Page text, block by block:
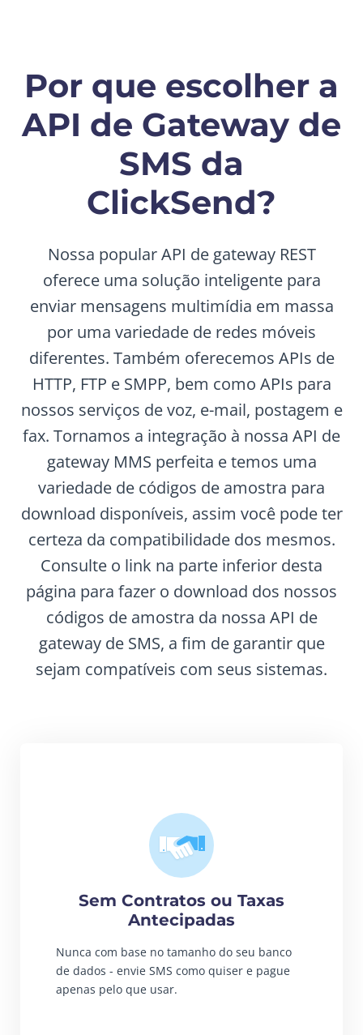
Por que escolher a
API de Gateway de
SMS da
ClickSend?
Nossa popular API de gateway REST
oferece uma solução inteligente para
enviar mensagens multimídia em massa
por uma variedade de redes móveis
diferentes. Também oferecemos APIs de
HTTP, FTP e SMPP, bem como APIs para
nossos serviços de voz, e-mail, postagem e
fax. Tornamos a integração à nossa API de
gateway MMS perfeita e temos uma
variedade de códigos de amostra para
download disponíveis, assim você pode ter
certeza da compatibilidade dos mesmos.
Consulte o link na parte inferior desta
página para fazer o download dos nossos
códigos de amostra da nossa API de
gateway de SMS, a fim de garantir que
sejam compatíveis com seus sistemas.
Sem Contratos ou Taxas
Antecipadas
Nunca com base no tamanho do seu banco
de dados - envie SMS como quiser e pague
apenas pelo que usar.